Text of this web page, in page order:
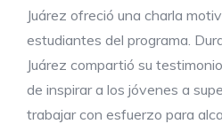
Juárez ofreció una charla
estudiantes del programa.
Juárez compartió su
de inspirar a los jóvenes a
trabajar con esfuerzo para